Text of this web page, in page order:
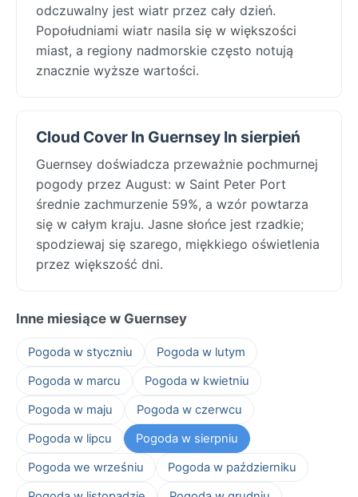
odczuwalny jest wiatr przez cały dzień.
Popołudniami wiatr nasila się w większości
miast, a regiony nadmorskie często notują
znacznie wyższe wartości.
Cloud Cover In Guernsey In sierpień
Guernsey doświadcza przeważnie pochmurnej
pogody przez August: w Saint Peter Port
średnie zachmurzenie 59%, a wzór powtarza
się w całym kraju. Jasne słońce jest rzadkie;
spodziewaj się szarego, miękkiego oświetlenia
przez większość dni.
Inne miesiące w Guernsey
Pogoda w styczniu
Pogoda w lutym
Pogoda w marcu
Pogoda w kwietniu
Pogoda w maju
Pogoda w czerwcu
Pogoda w lipcu
Pogoda w sierpniu
Pogoda we wrześniu
Pogoda w październiku